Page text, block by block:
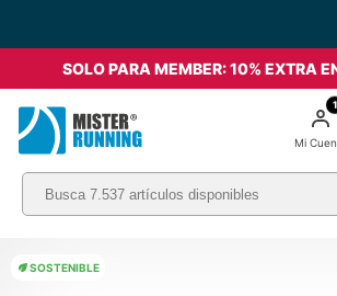
SOLO PARA MEMBER: 10% EXTRA
1
Mi
SOSTENIBLE